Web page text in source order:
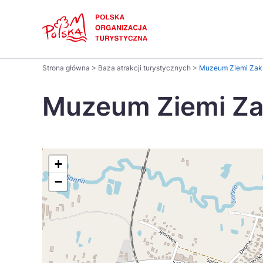
Parki narodowe
na
stronie
Україна
Strona główna > Baza atrakcji turystycznych > Muzeum Ziemi
Muzeum Ziemi
+
−